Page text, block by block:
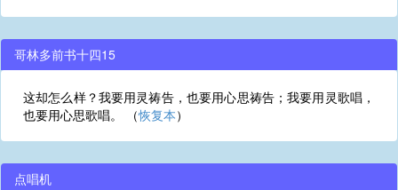
哥林多前书十四15
这却怎么样？我要用灵祷告，也要用心思祷告；我要用灵歌唱，
也要用心思歌唱。 （恢复本）
点唱机